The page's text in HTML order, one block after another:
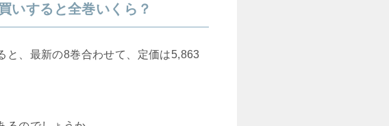
いすると全巻いくら？
と、最新の8巻合わせて、定価は5,863